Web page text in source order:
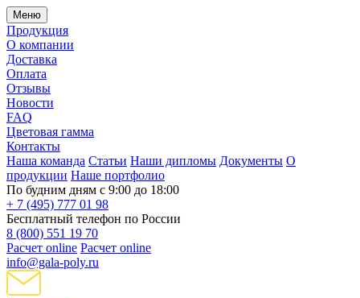
Меню
Продукция
О компании
Доставка
Оплата
Отзывы
Новости
FAQ
Цветовая гамма
Контакты
Наша команда Статьи Наши дипломы Документы О
продукции Наше портфолио
По будним дням с 9:00 до 18:00
+ 7 (495) 777 01 98
Бесплатный телефон по России
8 (800) 551 19 70
Расчет online Расчет online
info@gala-poly.ru